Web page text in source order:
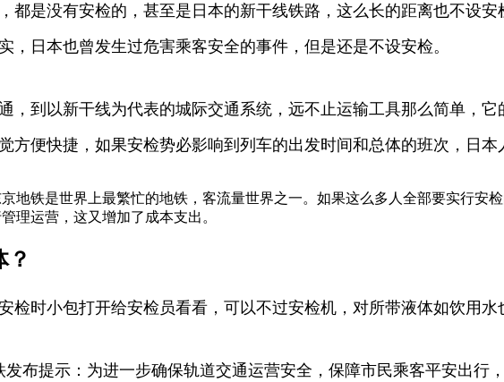
都是没有安检的，甚至是日本的新干线铁路，这么长的距离也不设
，日本也曾发生过危害乘客安全的事件，但是还是不设安检。
，到以新干线为代表的城际交通系统，远不止运输工具那么简单，
方便快捷，如果安检势必影响到列车的出发时间和总体的班次，日本
地铁是世界上最繁忙的地铁，客流量世界之一。如果这么多人全部要实行安
理运营，这又增加了成本支出。
？
检时小包打开给安检员看看，可以不过安检机，对所带液体如饮用水
发布提示：为进一步确保轨道交通运营安全，保障市民乘客平安出